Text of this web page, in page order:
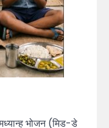
भोजन (मिड-डे